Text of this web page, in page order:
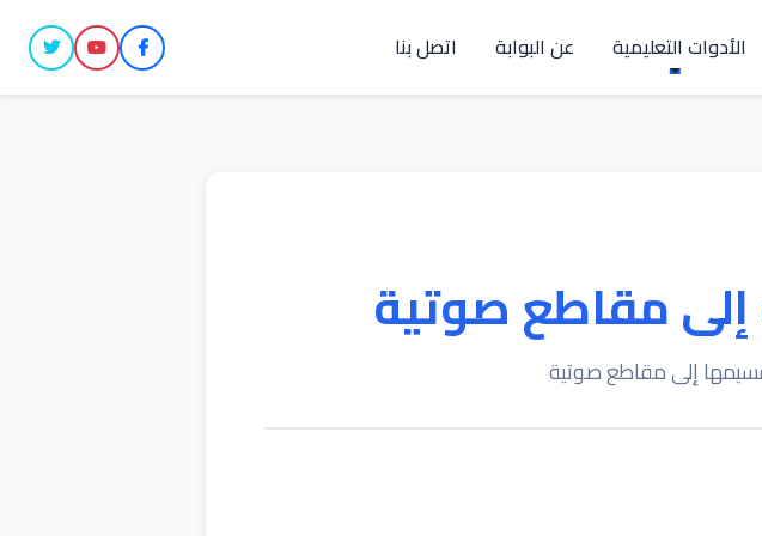
الأدوات التعليمية عن البوابة اتصل بنا
إلى مقاطع صوتية
إلى مقاطع صوتية